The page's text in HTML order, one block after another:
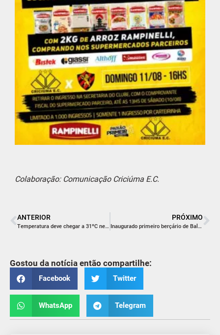
Colaboração: Comunicação Criciúma E.C.
ANTERIOR
Temperatura deve chegar a 31ºC nesta quinta-feira
PRÓXIMO
Inaugurado primeiro berçário de Balneário Rincão
Gostou da notícia então compartilhe:
Facebook Twitter
WhatsApp Telegram